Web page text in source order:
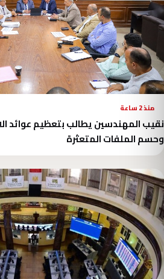
منذ 2 ساعة
نقيب المهندسين يطالب بتعظيم عوائد
وحسم الملفات المتعثرة